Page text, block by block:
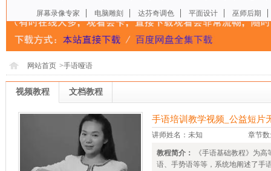
屏幕录像专家 电脑雕刻 达芬奇调色 平面设计 巫师后期
网站首页 >手语哑语
视频教程 文档教程
手语培训教学视频_公益短片
讲师姓名：未知 章节
教程简介：
《手语基础教程》为
语、手势语等等，系统地阐述了手